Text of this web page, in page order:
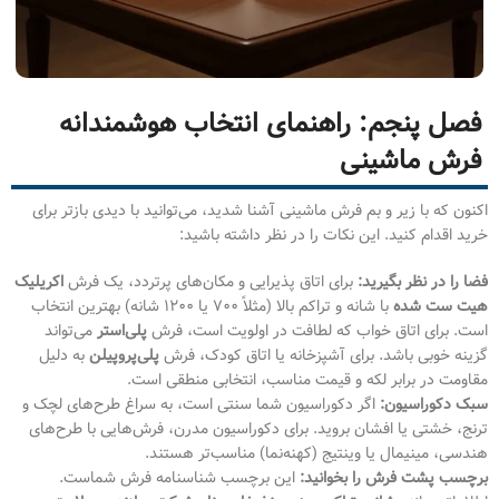
فصل پنجم: راهنمای انتخاب هوشمندانه
فرش ماشینی
اکنون که با زیر و بم فرش ماشینی آشنا شدید، می‌توانید با دیدی بازتر برای
خرید اقدام کنید. این نکات را در نظر داشته باشید:
فضا را در نظر بگیرید: برای اتاق پذیرایی و مکان‌های پرتردد، یک فرشاکریلیک
هیت ست شده
با شانه و تراکم بالا (مثلاً ۷۰۰ یا ۱۲۰۰ شانه) بهترین انتخاب
است. برای اتاق خواب که لطافت در اولویت است، فرشپلی‌استرمی‌تواند
گزینه خوبی باشد. برای آشپزخانه یا اتاق کودک، فرشپلی‌پروپیلنبه دلیل
مقاومت در برابر لکه و قیمت مناسب، انتخابی منطقی است.
سبک دکوراسیون: اگر دکوراسیون شما سنتی است، به سراغ طرح‌های لچک و
ترنج، خشتی یا افشان بروید. برای دکوراسیون مدرن، فرش‌هایی با طرح‌های
هندسی، مینیمال یا وینتیج (کهنه‌نما) مناسب‌تر هستند.
برچسب پشت فرش را بخوانید: این برچسب شناسنامه فرش شماست.